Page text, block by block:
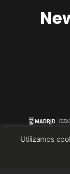
Utilizamos